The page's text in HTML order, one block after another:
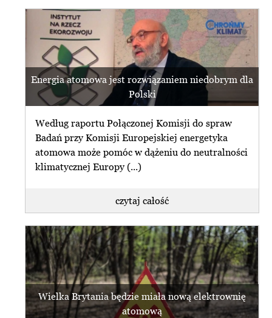
Energia atomowa jest rozwiązaniem niedobrym dla
Polski
Według raportu Połączonej Komisji do spraw
Badań przy Komisji Europejskiej energetyka
atomowa może pomóc w dążeniu do neutralności
klimatycznej Europy (...)
czytaj całość
Wielka Brytania będzie miała nową elektrownię
atomową